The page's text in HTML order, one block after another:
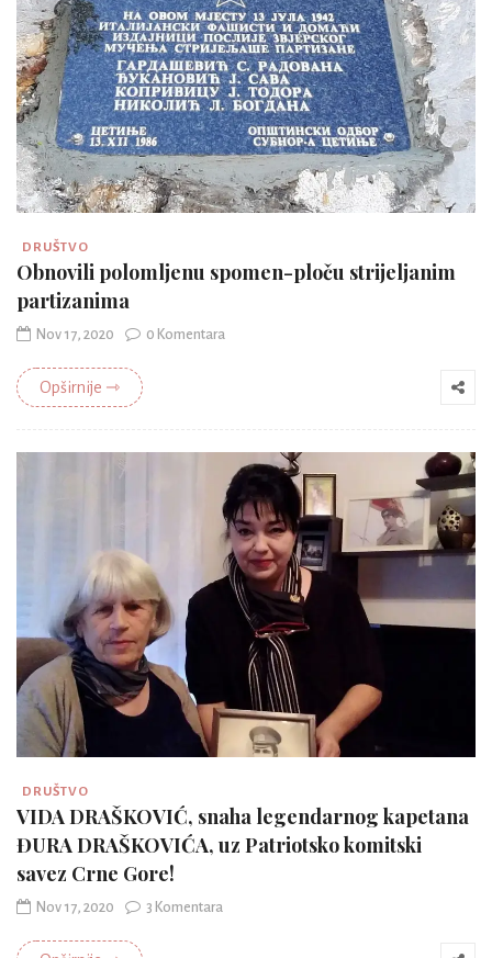
DRUŠTVO
Obnovili polomljenu spomen-ploču strijeljanim
partizanima
Nov 17, 2020 0 Komentara
Opširnije ⇾
DRUŠTVO
VIDA DRAŠKOVIĆ, snaha legendarnog kapetana
ĐURA DRAŠKOVIĆA, uz Patriotsko komitski
savez Crne Gore!
Nov 17, 2020 3 Komentara